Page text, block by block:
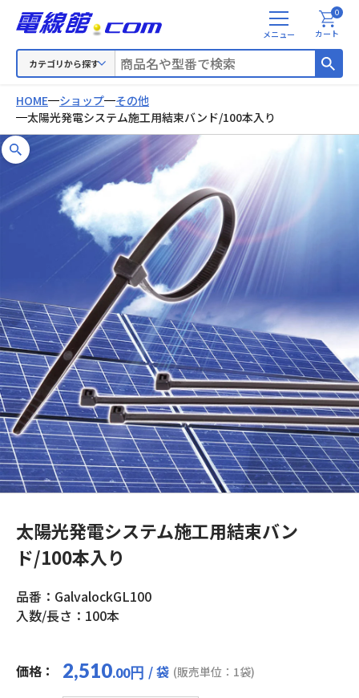
カテゴリから探す
メ
ニ
カート
0
HOME ショップ
その他
太陽光発電システム施工用結束バンド/100本入り
太陽光発電システム施工用結束バン
ド/100本入り
品番：GalvalockGL100
入数/長さ：100本
価格： 2,510.00円 / 袋 (販売単位：1袋)